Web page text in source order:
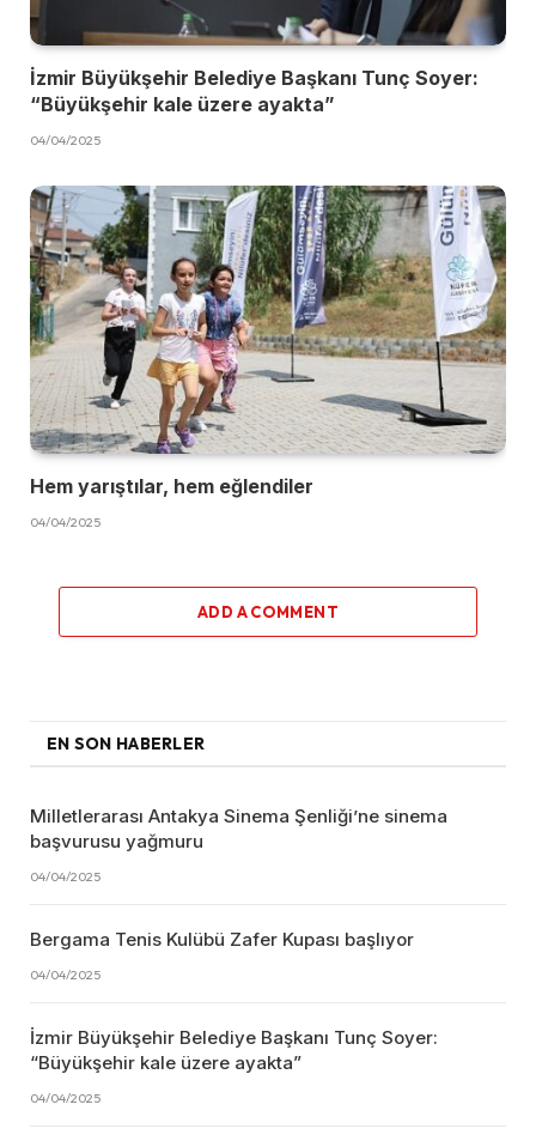
İzmir Büyükşehir Belediye Başkanı Tunç Soyer:
“Büyükşehir kale üzere ayakta”
04/04/2025
Hem yarıştılar, hem eğlendiler
04/04/2025
ADD A COMMENT
EN SON HABERLER
Milletlerarası Antakya Sinema Şenliği’ne sinema
başvurusu yağmuru
04/04/2025
Bergama Tenis Kulübü Zafer Kupası başlıyor
04/04/2025
İzmir Büyükşehir Belediye Başkanı Tunç Soyer:
“Büyükşehir kale üzere ayakta”
04/04/2025